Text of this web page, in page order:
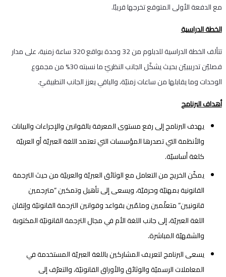
مع الدفعة الأولى المتوقع تخرجها قريبًا.
الخطة الدراسية
تتألف الخطة الدراسية للدبلوم من 32 وحدة بواقع 320 ساعة زمنية، على مدار
فصليّن تدريبييّن بحيث يشكّل الجانب النظريّ ما نسبته 30% من مجموع
الوحدات وما يقابلها من ساعات زمنيّة، والباقي يعزز الجانب التطبيقيّ.
أهداف البرنامج
يهدف البرنامج إلى رفع مستوى المعرفة بالقوانين والإجراءات والبيانات
والأنظمة التي تصدرها المؤسسات التي تعتمد اللغة العبريّة أو العربيّة
كلغة أساسيّة.
يمكّن الخريج من التعامل مع الوثائق العبريّة والعربيّة من حيث الترجمة
القانونية بمهنيّة وحرفيّة، ويسعى إلى تأهيل وتمكين “مترجمين
قانونيين” متعلّمين وملمّين بقواعد وقوانين الترجمة القانونيّة وإتقان
اللغة العبريّة، إلى جانب اللغة الأم في مجال الترجمة القانونيّة المكتوبة
والشفهيّة المباشرة.
يسعى البرنامج لتعريف المشاركين باللغة العبريّة المستخدمة في
المعاملات الرسميّة والوثائق والأوراق القانونيّة، والتعرّف إلى